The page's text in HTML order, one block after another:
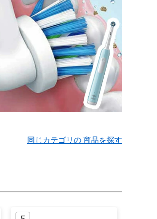
同じカテゴリの 商品を探す